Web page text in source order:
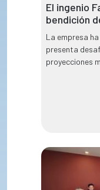
El ingenio
bendición
La empresa ha comunicado que la zafra 2024
presenta
proyecciones